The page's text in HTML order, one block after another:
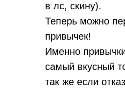
в лс, скину).
Теперь можно
привычек!
Именно
самый вкусный
так же если